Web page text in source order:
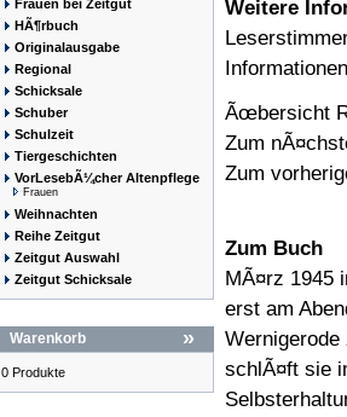
Frauen bei Zeitgut
HÃ¶rbuch
Originalausgabe
Regional
Schicksale
Schuber
Schulzeit
Tiergeschichten
VorLesebÃ¼cher Altenpflege
Frauen
Weihnachten
Reihe Zeitgut
Zeitgut Auswahl
Zeitgut Schicksale
Warenkorb »
0 Produkte
Weitere
Ãœbersicht
Zum
Zum
Zum Buch
MÃ¤rz 1945
erst am
schlÃ¤ft sie